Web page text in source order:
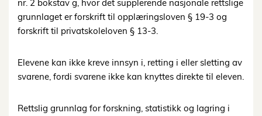
nr. 2 bokstav g, hvor det supplerende nasjonale rettslige
grunnlaget er forskrift til opplæringsloven § 19-3 og
forskrift til privatskoleloven § 13-3.
Elevene kan ikke kreve innsyn i, retting i eller sletting av
svarene, fordi svarene ikke kan knyttes direkte til eleven.
Rettslig grunnlag for forskning, statistikk og lagring i